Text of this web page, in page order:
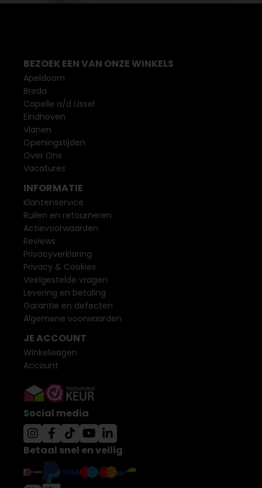
BEZOEK EEN VAN ONZE WINKELS
Apeldoorn
Breda
Capelle a/d IJssel
Eindhoven
Vianen
Openingstijden
Over Ons
Vacatures
INFORMATIE
Klantenservice
Ruilen en retourneren
Actievoorwaarden
Reviews
Privacyverklaring
Privacy & Cookies
Veelgestelde vragen
Levering en betaling
Garantie en defecten
Algemene voorwaarden
JE ACCOUNT
Winkelwagen
Account
Social media
Betaal snel en veilig